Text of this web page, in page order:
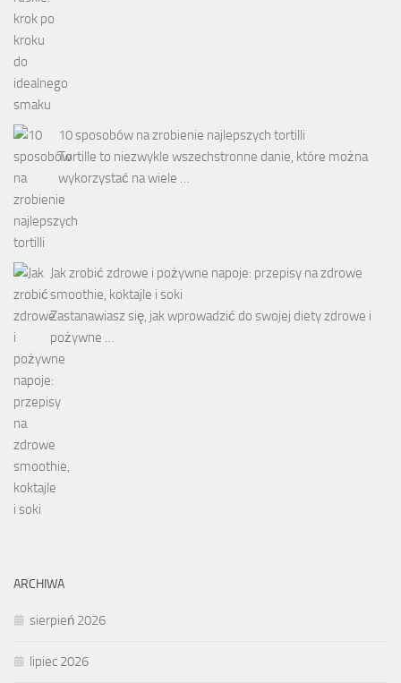
10 sposobów na zrobienie najlepszych tortilli
Tortille to niezwykle wszechstronne danie, które można
wykorzystać na wiele …
Jak zrobić zdrowe i pożywne napoje: przepisy na zdrowe
smoothie, koktajle i soki
Zastanawiasz się, jak wprowadzić do swojej diety zdrowe i
pożywne …
ARCHIWA
sierpień 2026
lipiec 2026